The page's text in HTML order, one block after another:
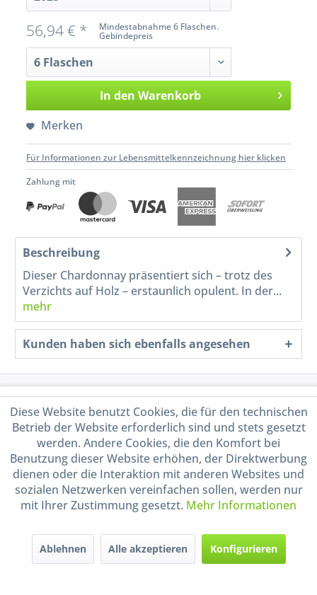
Mindestabnahme 6 Flaschen.
Gebindepreis
56,94 € *
In den Warenkorb
Merken
Für Informationen zur Lebensmittelkennzeichnung hier klicken
Zahlung mit
Beschreibung
Dieser Chardonnay präsentiert sich – trotz des
Verzichts auf Holz – erstaunlich opulent. In der...
mehr
Kunden haben sich ebenfalls angesehen
Shop Service
Informationen
Handel mit BIO-Weinen
durch DE-ÖKO-009
Diese Website benutzt Cookies, die für den technischen
Betrieb der Website erforderlich sind und stets gesetzt
werden. Andere Cookies, die den Komfort bei
Benutzung dieser Website erhöhen, der Direktwerbung
dienen oder die Interaktion mit anderen Websites und
sozialen Netzwerken vereinfachen sollen, werden nur
mit Ihrer Zustimmung gesetzt. Mehr Informationen
Ablehnen Alle akzeptieren Konfigurieren